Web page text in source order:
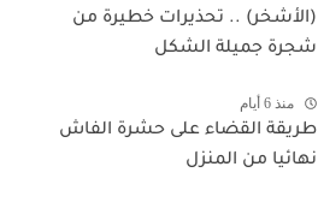
(الأشخر) .. تحذيرات خطيرة من
شجرة جميلة الشكل
منذ 6 أيام
طريقة القضاء على حشرة الفاش
نهائيا من المنزل